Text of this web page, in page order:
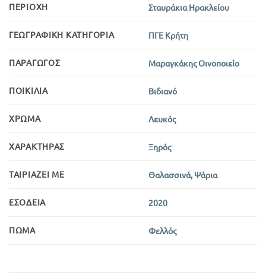
ΠΕΡΙΟΧΉ Σταυράκια Ηρακλείου
ΓΕΩΓΡΑΦΙΚΉ ΚΑΤΗΓΟΡΊΑ ΠΓΕ Κρήτη
ΠΑΡΑΓΩΓΌΣ Μαραγκάκης Οινοποιείο
ΠΟΙΚΙΛΊΑ Βιδιανό
ΧΡΏΜΑ Λευκός
ΧΑΡΑΚΤΉΡΑΣ Ξηρός
ΤΑΙΡΙΆΖΕΙ ΜΕ Θαλασσινά, Ψάρια
ΕΣΟΔΕΊΑ 2020
ΠΏΜΑ Φελλός